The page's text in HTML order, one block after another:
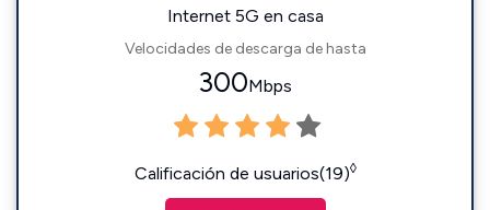
Internet 5G en casa
Velocidades de descarga de hasta
300Mbps
Calificación de usuarios(19)◊